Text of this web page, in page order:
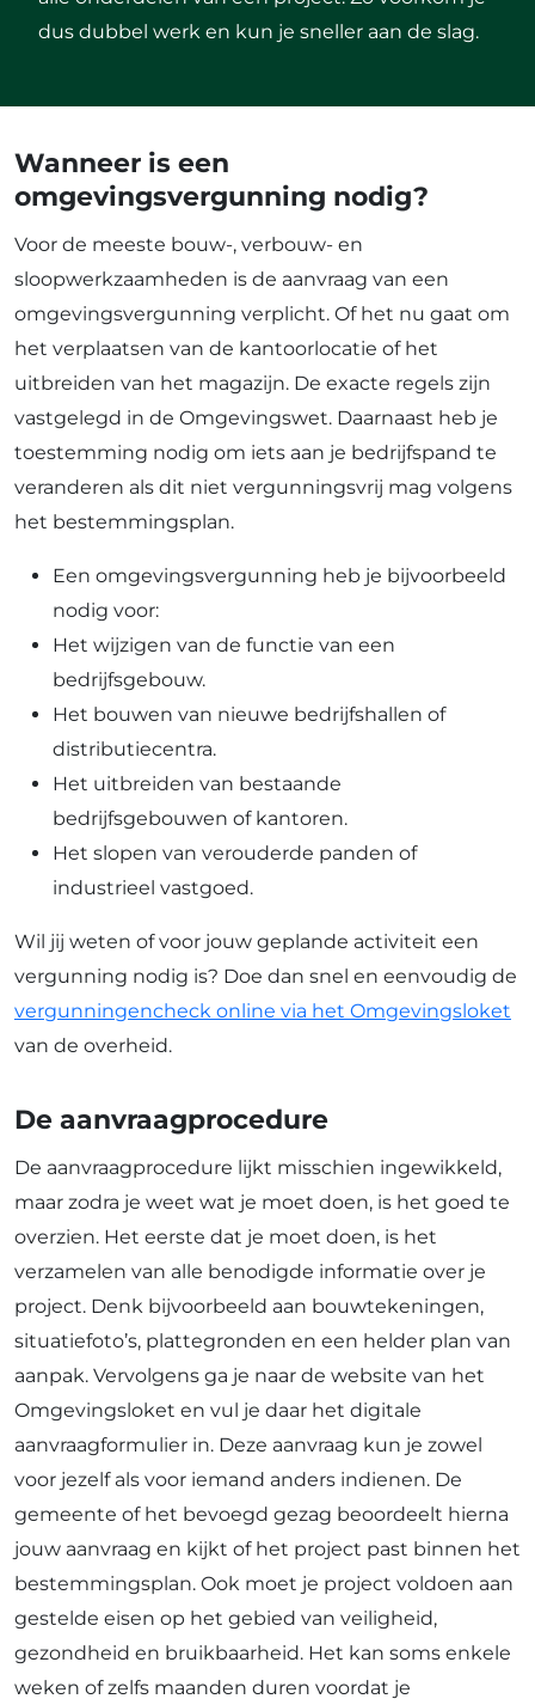
dus dubbel werk en kun je sneller aan de slag.
Wanneer is een
omgevingsvergunning nodig?
Voor de meeste bouw-, verbouw- en
sloopwerkzaamheden is de aanvraag van een
omgevingsvergunning verplicht. Of het nu gaat om
het verplaatsen van de kantoorlocatie of het
uitbreiden van het magazijn. De exacte regels zijn
vastgelegd in de Omgevingswet. Daarnaast heb je
toestemming nodig om iets aan je bedrijfspand te
veranderen als dit niet vergunningsvrij mag volgens
het bestemmingsplan.
Een omgevingsvergunning heb je bijvoorbeeld
nodig voor:
Het wijzigen van de functie van een
bedrijfsgebouw.
Het bouwen van nieuwe bedrijfshallen of
distributiecentra.
Het uitbreiden van bestaande
bedrijfsgebouwen of kantoren.
Het slopen van verouderde panden of
industrieel vastgoed.
Wil jij weten of voor jouw geplande activiteit een
vergunning nodig is? Doe dan snel en eenvoudig de
vergunningencheck online via het Omgevingsloket
van de overheid.
De aanvraagprocedure
De aanvraagprocedure lijkt misschien ingewikkeld,
maar zodra je weet wat je moet doen, is het goed te
overzien. Het eerste dat je moet doen, is het
verzamelen van alle benodigde informatie over je
project. Denk bijvoorbeeld aan bouwtekeningen,
situatiefoto’s, plattegronden en een helder plan van
aanpak. Vervolgens ga je naar de website van het
Omgevingsloket en vul je daar het digitale
aanvraagformulier in. Deze aanvraag kun je zowel
voor jezelf als voor iemand anders indienen. De
gemeente of het bevoegd gezag beoordeelt hierna
jouw aanvraag en kijkt of het project past binnen het
bestemmingsplan. Ook moet je project voldoen aan
gestelde eisen op het gebied van veiligheid,
gezondheid en bruikbaarheid. Het kan soms enkele
weken of zelfs maanden duren voordat je